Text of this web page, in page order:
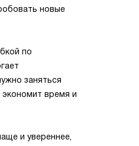
новые
по
заняться
экономит время и
и увереннее,